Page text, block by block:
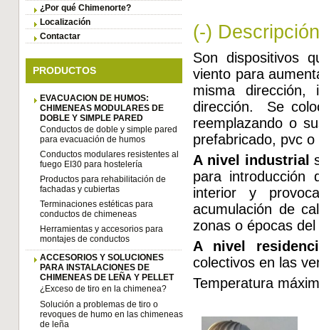
¿Por qué Chimenorte?
Localización
Contactar
PRODUCTOS
EVACUACION DE HUMOS:
CHIMENEAS MODULARES DE
DOBLE Y SIMPLE PARED
Conductos de doble y simple pared
para evacuación de humos
Conductos modulares resistentes al
fuego EI30 para hostelería
Productos para rehabilitación de
fachadas y cubiertas
Terminaciones estéticas para
conductos de chimeneas
Herramientas y accesorios para
montajes de conductos
ACCESORIOS Y SOLUCIONES
PARA INSTALACIONES DE
CHIMENEAS DE LEÑA Y PELLET
¿Exceso de tiro en la chimenea?
Solución a problemas de tiro o
revoques de humo en las chimeneas
de leña
(-) D
Son dispositivos
viento para
misma
dirección. Se
reemplazando o
prefabricado, pvc o
A nivel industrial
para
interior y
acumulación de
zonas o épocas
A nivel
colectivos en las
Temperatura